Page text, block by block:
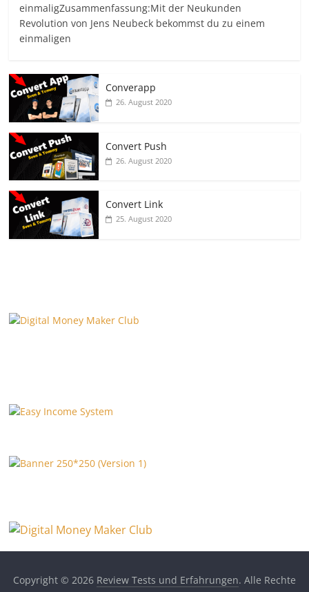
einmaligZusammenfassung:Mit der Neukunden
Revolution von Jens Neubeck bekommst du zu einem
einmaligen
Converapp
26. August 2020
Convert Push
26. August 2020
Convert Link
25. August 2020
Copyright © 2026 Review Tests und Erfahrungen. Alle Rechte